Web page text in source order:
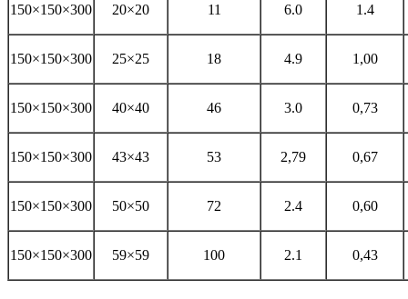
150×150×300 20×20 11 6.0 1.4
150×150×300 25×25 18 4.9 1,00
150×150×300 40×40 46 3.0 0,73
150×150×300 43×43 53 2,79 0,67
150×150×300 50×50 72 2.4 0,60
150×150×300 59×59 100 2.1 0,43